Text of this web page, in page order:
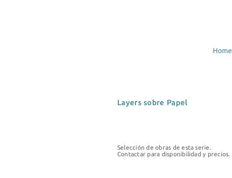
Home
Layers sobre Papel
Selección de obras de esta serie.
Contactar para disponibilidad y precios.